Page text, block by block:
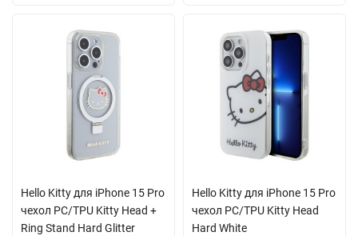
Hello Kitty для iPhone 15 Pro
чехол PC/TPU Kitty Head +
Ring Stand Hard Glitter
Hello Kitty для iPhone 15 Pro
чехол PC/TPU Kitty Head
Hard White